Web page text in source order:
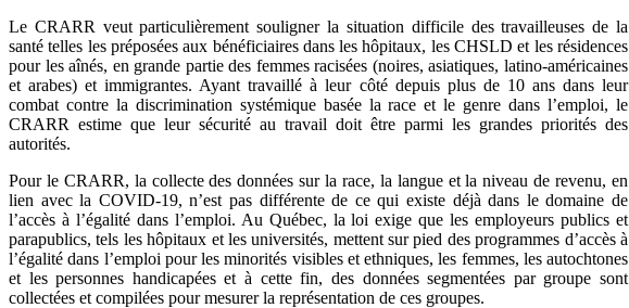
Le CRARR veut particulièrement souligner la situation difficile des travailleuses de la
santé telles les préposées aux bénéficiaires dans les hôpitaux, les CHSLD et les résidences
pour les aînés, en grande partie des femmes racisées (noires, asiatiques, latino-américaines
et arabes) et immigrantes. Ayant travaillé à leur côté depuis plus de 10 ans dans leur
combat contre la discrimination systémique basée la race et le genre dans l’emploi, le
CRARR estime que leur sécurité au travail doit être parmi les grandes priorités des
autorités.
Pour le CRARR, la collecte des données sur la race, la langue et la niveau de revenu, en
lien avec la COVID-19, n’est pas différente de ce qui existe déjà dans le domaine de
l’accès à l’égalité dans l’emploi. Au Québec, la loi exige que les employeurs publics et
parapublics, tels les hôpitaux et les universités, mettent sur pied des programmes d’accès à
l’égalité dans l’emploi pour les minorités visibles et ethniques, les femmes, les autochtones
et les personnes handicapées et à cette fin, des données segmentées par groupe sont
collectées et compilées pour mesurer la représentation de ces groupes.